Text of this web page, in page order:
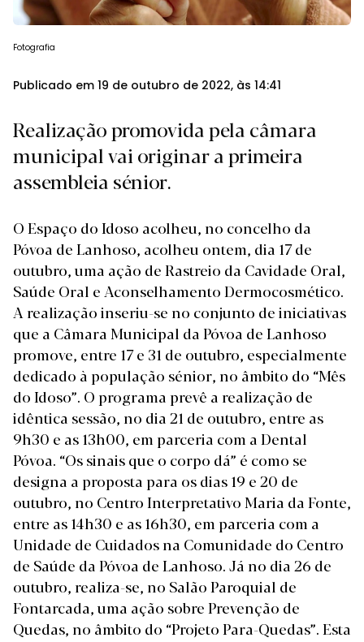
Fotografia
Publicado em 19 de outubro de 2022, às 14:41
Realização promovida pela câmara
municipal vai originar a primeira
assembleia sénior.
O Espaço do Idoso acolheu, no concelho da
Póvoa de Lanhoso, acolheu ontem, dia 17 de
outubro, uma ação de Rastreio da Cavidade Oral,
Saúde Oral e Aconselhamento Dermocosmético.
A realização inseriu-se no conjunto de iniciativas
que a Câmara Municipal da Póvoa de Lanhoso
promove, entre 17 e 31 de outubro, especialmente
dedicado à população sénior, no âmbito do “Mês
do Idoso”. O programa prevê a realização de
idêntica sessão, no dia 21 de outubro, entre as
9h30 e as 13h00, em parceria com a Dental
Póvoa. “Os sinais que o corpo dá” é como se
designa a proposta para os dias 19 e 20 de
outubro, no Centro Interpretativo Maria da Fonte,
entre as 14h30 e as 16h30, em parceria com a
Unidade de Cuidados na Comunidade do Centro
de Saúde da Póvoa de Lanhoso. Já no dia 26 de
outubro, realiza-se, no Salão Paroquial de
Fontarcada, uma ação sobre Prevenção de
Quedas, no âmbito do “Projeto Para-Quedas”. Esta